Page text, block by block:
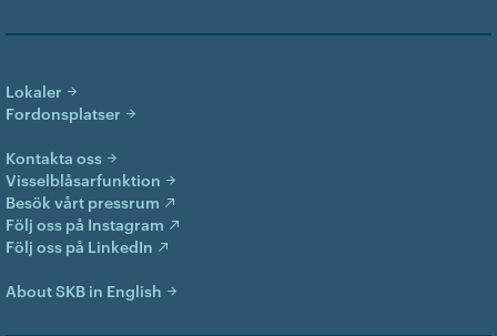
Lokaler
Fordonsplatser
Kontakta oss
Visselblåsarfunktion
Besök vårt pressrum
Följ oss på Instagram
Följ oss på LinkedIn
About SKB in English